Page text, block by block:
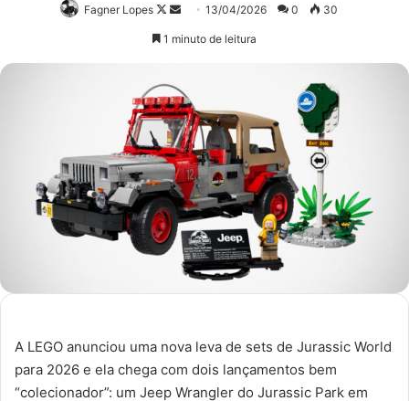
Fagner Lopes
Follow
Mande13/04/2026 0 30
1 minuto de leitura
A LEGO anunciou uma nova leva de sets de Jurassic World
para 2026 e ela chega com dois lançamentos bem
“colecionador”: um Jeep Wrangler do Jurassic Park em